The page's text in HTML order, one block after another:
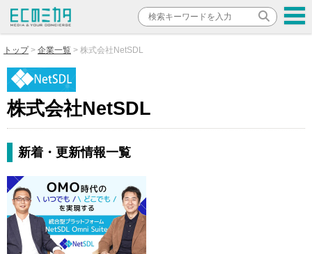
トップ 企業一覧 株式会社NetSDL
株式会社NetSDL
新着・更新情報一覧